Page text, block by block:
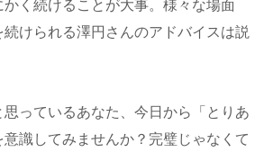
かく続けることが大事。様々な場面
けられる澤円さんのアドバイスは説
っているあなた、今日から「とりあ
意識してみませんか？完璧じゃなくて